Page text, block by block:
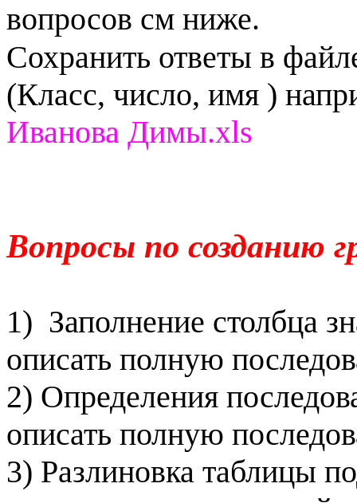
вопросов см ниже.
Сохранить ответы в
(Класс, число, имя )
Иванова Димы.xls
Вопросы по созданию
1) Заполнение столбца
описать полную
2) Определения
описать полную
3) Разлиновка таблицы